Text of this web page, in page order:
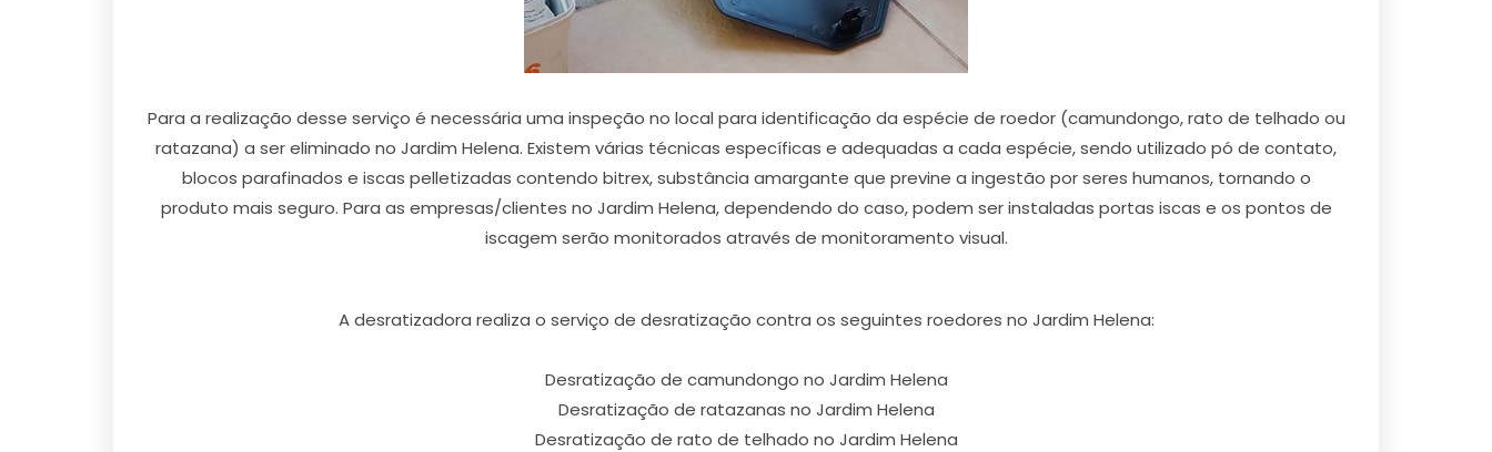
Para a realização desse serviço é necessária uma inspeção no local para identificação da espécie de roedor (camundongo, rato de telhado ou
ratazana) a ser eliminado no Jardim Helena. Existem várias técnicas específicas e adequadas a cada espécie, sendo utilizado pó de contato,
blocos parafinados e iscas pelletizadas contendo bitrex, substância amargante que previne a ingestão por seres humanos, tornando o
produto mais seguro. Para as empresas/clientes no Jardim Helena, dependendo do caso, podem ser instaladas portas iscas e os pontos de
iscagem serão monitorados através de monitoramento visual.
A desratizadora realiza o serviço de desratização contra os seguintes roedores no Jardim Helena:
Desratização de camundongo no Jardim Helena
Desratização de ratazanas no Jardim Helena
Desratização de rato de telhado no Jardim Helena